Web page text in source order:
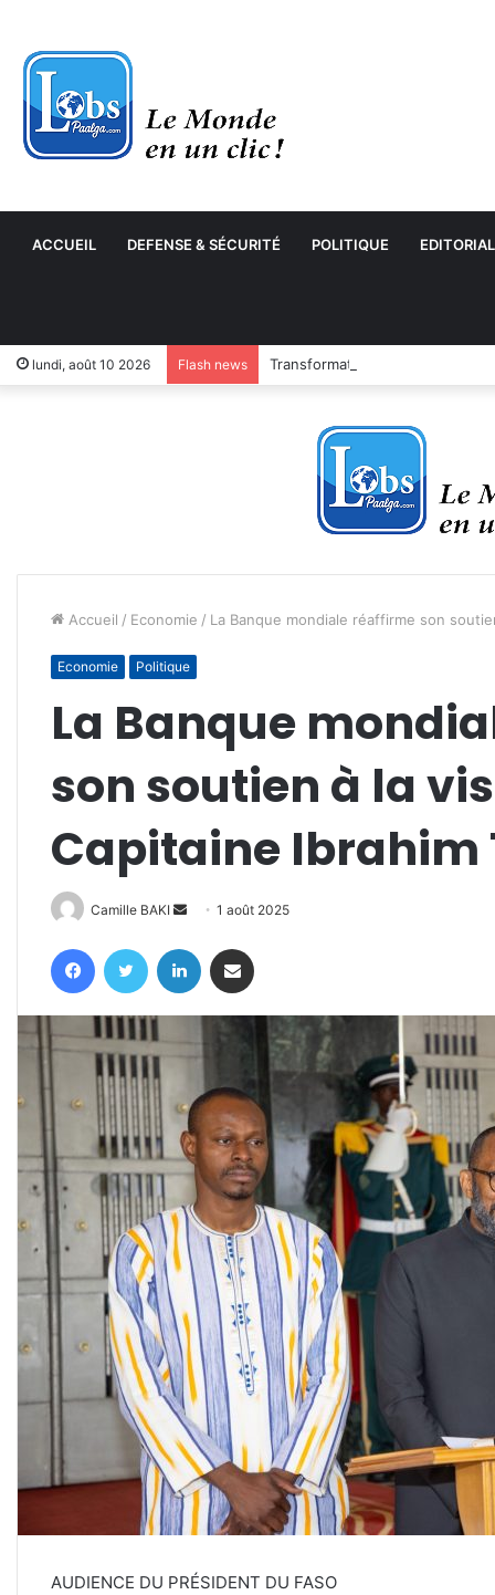
ACCUEIL DEFENSE & SÉCURITÉ POLITIQUE EDITORIAL
lundi, août 10 2026 Flash news Transformation numérique : le
Accueil / Economie / La Banque mondiale réaffirme son
Economie Politique
La Banque
son soutien à la
Capitaine Ibrahim
Camille BAKI
Envoyer
courriel
1 août 2025
FacebookTwitter Linkedin
AUDIENCE DU PRÉSIDENT DU FASO